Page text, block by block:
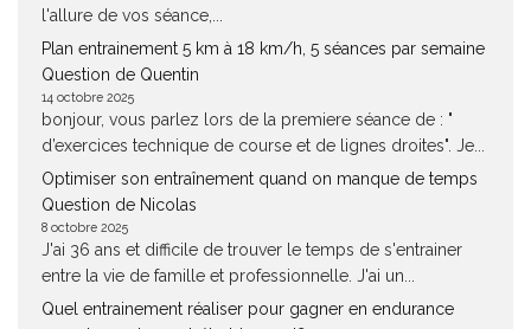
l'allure de vos séance,...
Plan entrainement 5 km à 18 km/h, 5 séances par semaine
Question de Quentin
14 octobre 2025
bonjour, vous parlez lors de la premiere séance de : "
d’exercices technique de course et de lignes droites". Je...
Optimiser son entraînement quand on manque de temps
Question de Nicolas
8 octobre 2025
J'ai 36 ans et difficile de trouver le temps de s'entrainer
entre la vie de famille et professionnelle. J'ai un...
Quel entrainement réaliser pour gagner en endurance